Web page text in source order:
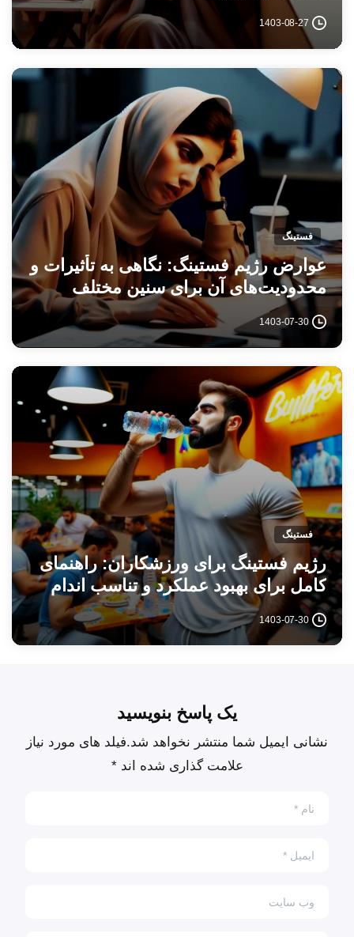
1403-08-27
فستینگ
عوارض رژیم فستینگ: نگاهی به تأثیرات و
محدودیت‌های آن برای سنین مختلف
1403-07-30
فستینگ
رژیم فستینگ برای ورزشکاران: راهنمای
کامل برای بهبود عملکرد و تناسب اندام
1403-07-30
یک پاسخ بنویسید
نشانی ایمیل شما منتشر نخواهد شد.فیلد های مورد نیاز
علامت گذاری شده اند *
*
ایمیل
وب سایت